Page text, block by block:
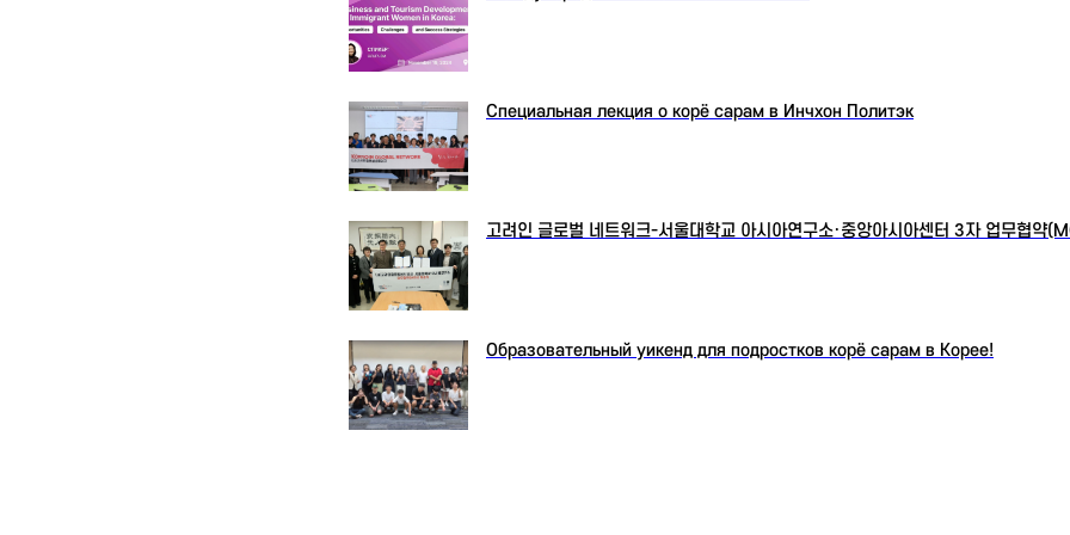
Специальная лекция о корё сарам в Инчхон Политэк
고려인 글로벌 네트워크-서울대학교 아시아연구소·중앙아시아센터 3자 업무협약
Образовательный уикенд для подростков корё сарам в Корее!